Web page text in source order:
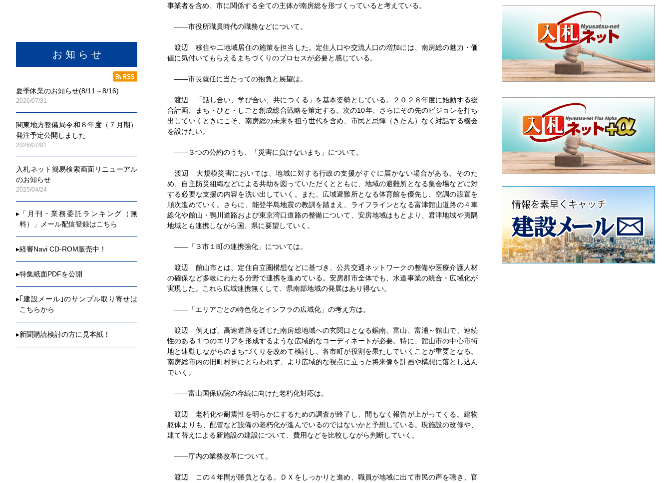
お 知 ら せ
夏季休業のお知らせ(8/11～8/16)
2026/07/31
関東地方整備局令和８年度（７月期）
発注予定公開しました
2026/07/01
入札ネット簡易検索画面リニューアル
のお知らせ
2025/04/24
▸ 「月刊・業務委託ランキング（無
料）」メール配信登録はこちら
▸経審Navi CD-ROM販売中！
▸特集紙面PDFを公開
▸ ｢建設メール｣のサンプル取り寄せは
こちらから
▸新聞購読検討の方に見本紙！
事業者を含め、市に関係する全ての主体が南房総を形づくっていると考えている。
――市役所職員時代の職務などについて。
渡辺 移住や二地域居住の施策を担当した。定住人口や交流人口の増加には、南房総の魅力・価
値に気付いてもらえるまちづくりのプロセスが必要と感じている。
――市長就任に当たっての抱負と展望は。
渡辺 「話し合い、学び合い、共につくる」を基本姿勢としている。２０２８年度に始動する総
合計画、まち・ひと・しごと創成総合戦略を策定する。次の10年、さらにその先のビジョンを打ち
出していくときにこそ、南房総の未来を担う世代を含め、市民と忌憚（きたん）なく対話する機会
を設けたい。
――３つの公約のうち、「災害に負けないまち」について。
渡辺 大規模災害においては、地域に対する行政の支援がすぐに届かない場合がある。そのた
め、自主防災組織などによる共助を図っていただくとともに、地域の避難所となる集会場などに対
する必要な支援の内容を洗い出していく。また、広域避難所となる体育館を優先し、空調の設置を
順次進めていく。さらに、能登半島地震の教訓を踏まえ、ライフラインとなる富津館山道路の４車
線化や館山・鴨川道路および東京湾口道路の整備について、安房地域はもとより、君津地域や夷隅
地域とも連携しながら国、県に要望していく。
――「３市１町の連携強化」については。
渡辺 館山市とは、定住自立圏構想などに基づき、公共交通ネットワークの整備や医療介護人材
の確保など多岐にわたる分野で連携を進めている。安房郡市全体でも、水道事業の統合・広域化が
実現した。これら広域連携無くして、県南部地域の発展はあり得ない。
――「エリアごとの特色化とインフラの広域化」の考え方は。
渡辺 例えば、高速道路を通じた南房総地域への玄関口となる鋸南、富山、富浦～館山で、連続
性のある１つのエリアを形成するような広域的なコーディネートが必要。特に、館山市の中心市街
地と連動しながらのまちづくりを改めて検討し、各市町が役割を果たしていくことが重要となる。
南房総市内の旧町村界にとらわれず、より広域的な視点に立った将来像を計画や構想に落とし込ん
でいく。
――富山国保病院の存続に向けた老朽化対応は。
渡辺 老朽化や耐震性を明らかにするための調査が終了し、間もなく報告が上がってくる。建物
躯体よりも、配管など設備の老朽化が進んでいるのではないかと予想している。現施設の改修や、
建て替えによる新施設の建設について、費用などを比較しながら判断していく。
――庁内の業務改革について。
渡辺 この４年間が勝負となる。ＤＸをしっかりと進め、職員が地域に出て市民の声を聴き、官